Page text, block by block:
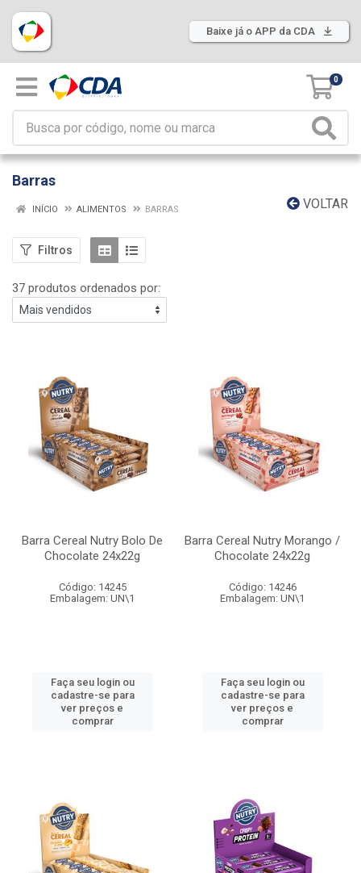
Baixe já o APP da CDA
0
Barras
VOLTAR
INÍCIO ALIMENTOS BARRAS
Filtros
37 produtos ordenados por:
Barra Cereal Nutry Bolo De
Chocolate 24x22g
Código: 14245
Embalagem: UN\1
Faça seu login ou
cadastre-se para
ver preços e
comprar
Barra Cereal Nutry Morango /
Chocolate 24x22g
Código: 14246
Embalagem: UN\1
Faça seu login ou
cadastre-se para
ver preços e
comprar